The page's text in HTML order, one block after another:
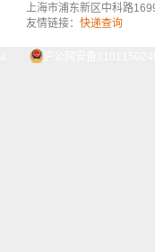
上海市浦东新区中科路
友情链接： 快递查询
沪公网安备